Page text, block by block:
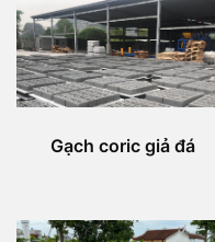
Gạch coric giả đá